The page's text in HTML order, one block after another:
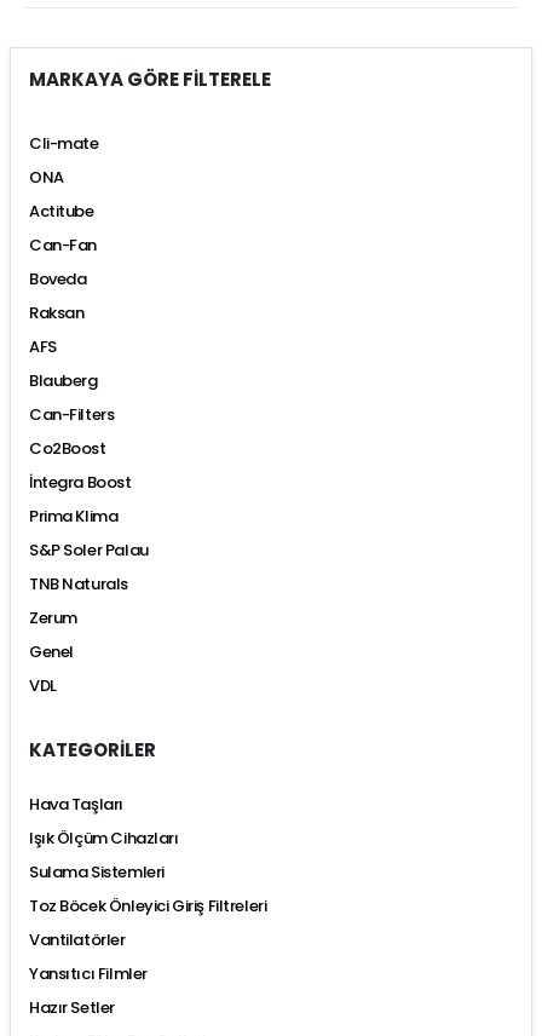
MARKAYA GÖRE FİLTERELE
Cli-mate
ONA
Actitube
Can-Fan
Boveda
Raksan
AFS
Blauberg
Can-Filters
Co2Boost
İntegra Boost
Prima Klima
S&P Soler Palau
TNB Naturals
Zerum
Genel
VDL
KATEGORİLER
Hava Taşları
Işık Ölçüm Cihazları
Sulama Sistemleri
Toz Böcek Önleyici Giriş Filtreleri
Vantilatörler
Yansıtıcı Filmler
Hazır Setler